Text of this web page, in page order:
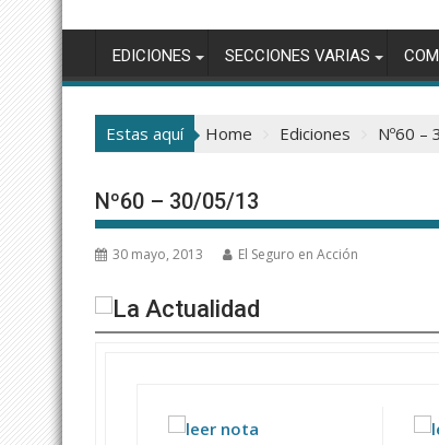
EDICIONES SECCIONES VARIAS
Estas aquí Home Ediciones Nº60 –
Nº60 – 30/05/13
30 mayo, 2013 El Seguro en Acción